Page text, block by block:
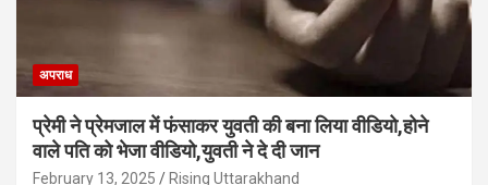
अपराध
प्रेमी ने प्रेमजाल में फंसाकर युवती की बना लिया वीडियो,होने
वाले पत‍ि को भेजा वीड‍ियो,युवती ने दे दी जान
February 13, 2025 Rising Uttarakhand